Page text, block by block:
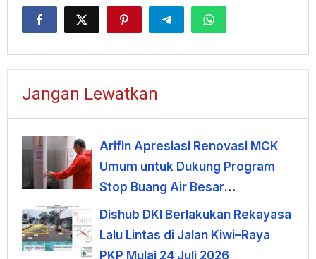
Jangan Lewatkan
Arifin Apresiasi Renovasi MCK
Umum untuk Dukung Program
Stop Buang Air Besar
Sembarangan
Dishub DKI Berlakukan Rekayasa
Lalu Lintas di Jalan Kiwi–Raya
PKP Mulai 24 Juli 2026